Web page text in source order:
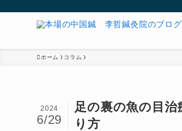
ホーム コラム
足の裏の魚の目
り方
2024
6/29